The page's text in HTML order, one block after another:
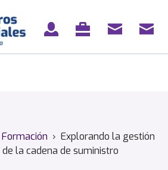
Formación › Explorando la gestión
la cadena de suministro